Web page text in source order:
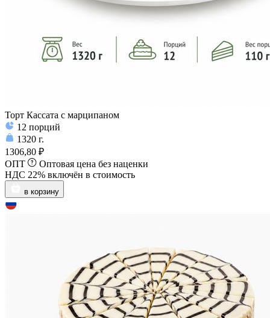
Торт Кассата с марципаном
12 порций
1320 г.
1306,80 ₽
ОПТ
Оптовая цена без наценки
НДС 22% включён в стоимость
в корзину